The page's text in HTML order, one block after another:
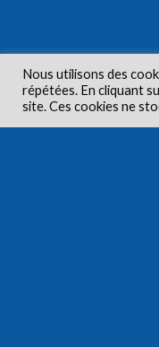
Nous utilisons des
répétées. En cliquant
site. Ces cookies ne